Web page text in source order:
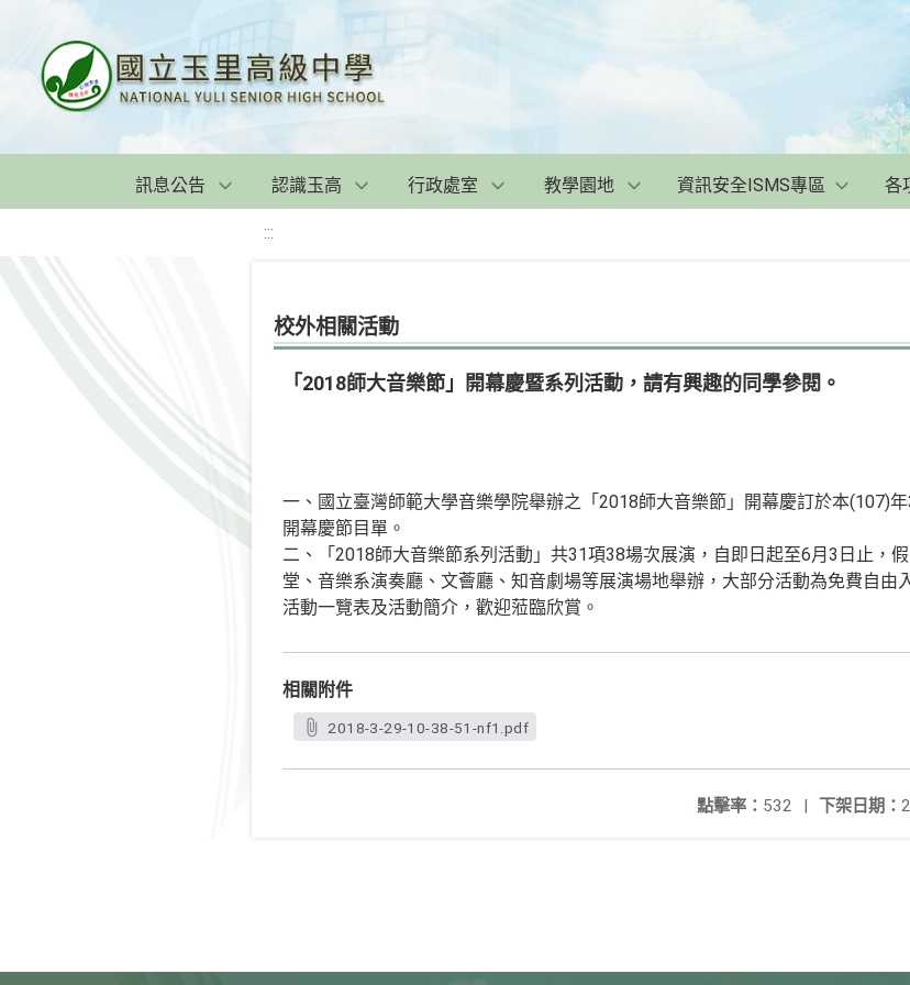
訊息公告 認識玉高 行政處室 教學園地 資訊安全ISMS專區 各
:::
校外相關活動
「2018師大音樂節」開幕慶暨系列活動，請有興趣的同學參閱。
一、國立臺灣師範大學音樂學院舉辦之「2018師大音樂節」開幕慶訂於本(107)
開幕慶節目單。
二、「2018師大音樂節系列活動」共31項38場次展演，自即日起至6月3日止，
堂、音樂系演奏廳、文薈廳、知音劇場等展演場地舉辦，大部分活動為免費自由
活動一覽表及活動簡介，歡迎蒞臨欣賞。
相關附件
2018-3-29-10-38-51-nf1.pdf
下架日期：
點擊率： 532 |